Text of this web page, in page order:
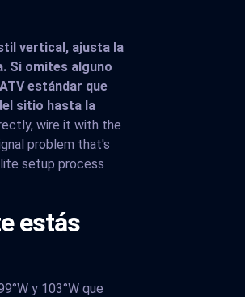
vertical, ajusta la
Si omites alguno
estándar que
sitio hasta la
wire it with the
problem that's
setup process
estás
y 103°W que